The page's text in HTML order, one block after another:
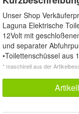
Unser Shop
Laguna Elektrische
12Volt mit
und separater
•Toilettenschüssel aus
* maschinell aus der